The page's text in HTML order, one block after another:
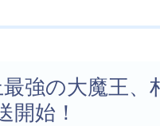
強の大魔王、
開始！